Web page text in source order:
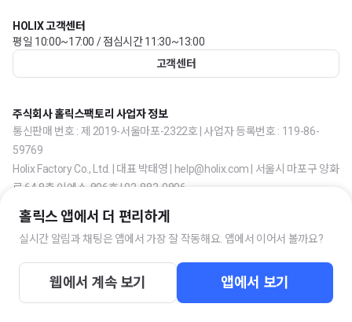
HOLIX 고객센터
평일 10:00~17:00 / 점심시간 11:30~13:00
고객센터
주식회사 홀릭스팩토리 사업자 정보
통신판매 번호 : 제 2019-서울마포-2322호 | 사업자 등록번호 : 119-86-
59769
Holix Factory Co., Ltd. | 대표 박태영 | help@holix.com | 서울시 마포구 양화
로 64 8층 이에스-806호 | 02-883-0806
홀릭스 앱에서 더 편리하게
실시간 알림과 채팅은 앱에서 가장 잘 작동해요. 앱에서 이어서 볼까요?
웹에서 계속 보기 앱에서 보기